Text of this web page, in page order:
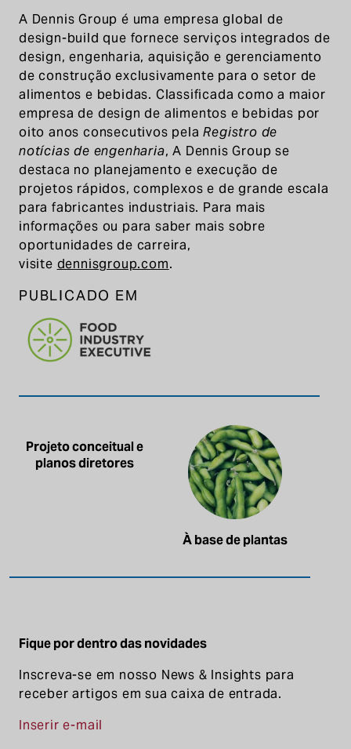
A Dennis Group é uma empresa global de
design-build que fornece serviços integrados de
design, engenharia, aquisição e gerenciamento
de construção exclusivamente para o setor de
alimentos e bebidas. Classificada como a maior
empresa de design de alimentos e bebidas por
oito anos consecutivos pelaRegistro de
notícias de engenharia, A Dennis Group se
destaca no planejamento e execução de
projetos rápidos, complexos e de grande escala
para fabricantes industriais. Para mais
informações ou para saber mais sobre
oportunidades de carreira,
visite dennisgroup.com.
PUBLICADO EM
Projeto conceitual e
planos diretores
À base de plantas
Fique por dentro das novidades
Inscreva-se em nosso News & Insights para
receber artigos em sua caixa de entrada.
Inserir e-mail